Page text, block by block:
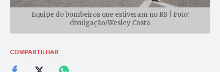
Equipe do bombeiros que estiveram no RS | Foto:
divulgação/Wesley Costa
COMPARTILHAR